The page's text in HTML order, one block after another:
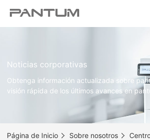
Noticias corporativas
Obtenga información actualizada sobre
visión rápida de los últimos avances en
Página de Inicio Sobre nosotros